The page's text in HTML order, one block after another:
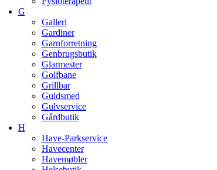
G
Galleri
Gardiner
Garnforretning
Genbrugsbutik
Glarmester
Golfbane
Grillbar
Guldsmed
Gulvservice
Gårdbutik
H
Have-Parkservice
Havecenter
Havemøbler